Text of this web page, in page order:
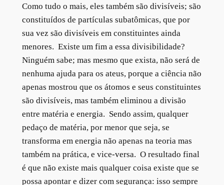
Como tudo o mais, eles também são divisíveis; são
constituídos de partículas subatômicas, que por
sua vez são divisíveis em constituintes ainda
menores. Existe um fim a essa divisibilidade?
Ninguém sabe; mas mesmo que exista, não será de
nenhuma ajuda para os ateus, porque a ciência não
apenas mostrou que os átomos e seus constituintes
são divisíveis, mas também eliminou a divisão
entre matéria e energia. Sendo assim, qualquer
pedaço de matéria, por menor que seja, se
transforma em energia não apenas na teoria mas
também na prática, e vice-versa. O resultado final
é que não existe mais qualquer coisa existe que se
possa apontar e dizer com segurança: isso sempre